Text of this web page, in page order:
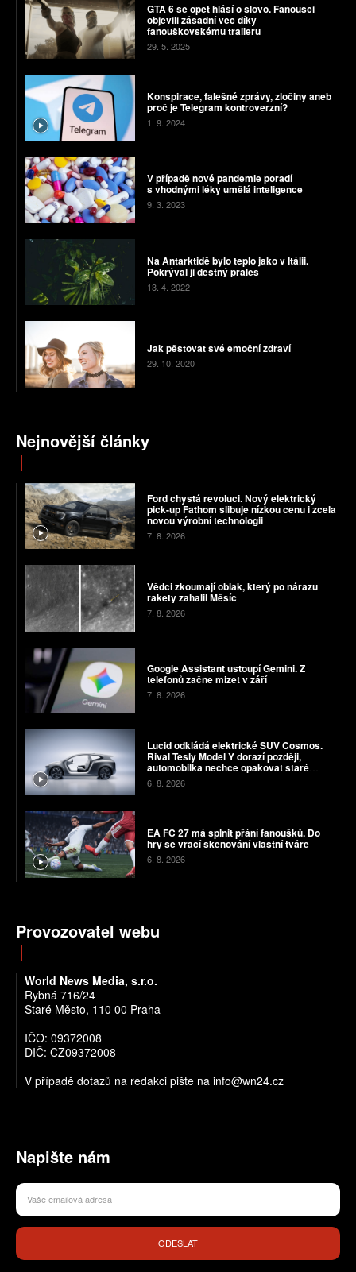
GTA 6 se opět hlásí o slovo. Fanoušci
objevili zásadní věc díky
fanouškovskému traileru
29. 5. 2025
Konspirace, falešné zprávy, zločiny aneb
proč je Telegram kontroverzní?
1. 9. 2024
V případě nové pandemie poradí
s vhodnými léky umělá inteligence
9. 3. 2023
Na Antarktidě bylo teplo jako v Itálii.
Pokrýval ji deštný prales
13. 4. 2022
Jak pěstovat své emoční zdraví
29. 10. 2020
Nejnovější články
Ford chystá revoluci. Nový elektrický
pick-up Fathom slibuje nízkou cenu i zcela
novou výrobní technologii
7. 8. 2026
Vědci zkoumají oblak, který po nárazu
rakety zahalil Měsíc
7. 8. 2026
Google Assistant ustoupí Gemini. Z
telefonů začne mizet v září
7. 8. 2026
Lucid odkládá elektrické SUV Cosmos.
Rival Tesly Model Y dorazí později,
automobilka nechce opakovat staré
chyby
6. 8. 2026
EA FC 27 má splnit přání fanoušků. Do
hry se vrací skenování vlastní tváře
6. 8. 2026
Provozovatel webu
World News Media, s.r.o.
Rybná 716/24
Staré Město, 110 00 Praha
IČO: 09372008
DIČ: CZ09372008
V případě dotazů na redakci pište na info@wn24.cz
Napište nám
ODESLAT